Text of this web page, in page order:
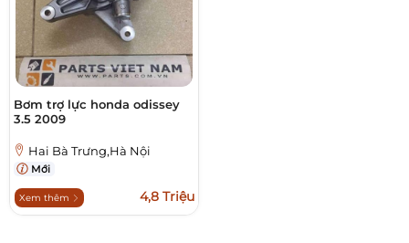
Bơm trợ lực honda odissey
3.5 2009
Hai Bà Trưng,Hà Nội
Mới
Xem thêm 4,8 Triệu